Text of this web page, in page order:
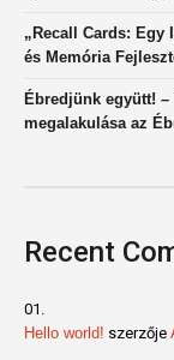
„Recall Cards:
és Memória
Ébredjünk együtt!
megalakulása az
Recent
Hello world! szerzője